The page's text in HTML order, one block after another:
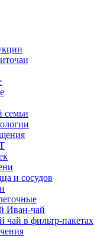
семьи
и сосудов
Иван-чай
чай в фильтр-пакетах